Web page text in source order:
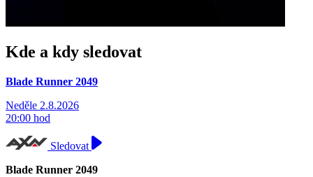
Kde a kdy sledovat
Blade Runner 2049
Neděle 2.8.2026
20:00 hod
Sledovat
Blade Runner 2049